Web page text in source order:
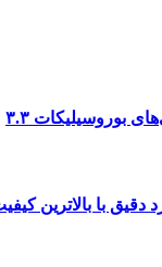
بوروسیلیکات ۳.۳